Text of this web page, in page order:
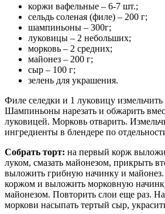
коржи вафельные – 6-7 шт.;
сельдь соленая (филе) – 200 г;
шампиньоны – 300г;
луковицы – 2 небольших;
морковь – 2 средних;
майонез – 200 г;
сыр – 100 г;
зелень для украшения.
Филе селедки и 1 луковицу измельчить
Шампиньоны нарезать и обжарить
луковицей. Морковь отварить.
ингредиенты в блендере по
Собрать торт: на первый корж
луком, смазать майонезом, прикрыть
выложить грибную начинку и
коржом и выложить морковную
майонезом. Повторить слои еще раз.
моркови насыпать тертый сыр,